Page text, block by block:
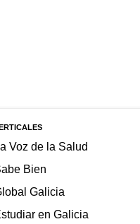
Voz de la Salud
Bien
Galicia
en Galicia